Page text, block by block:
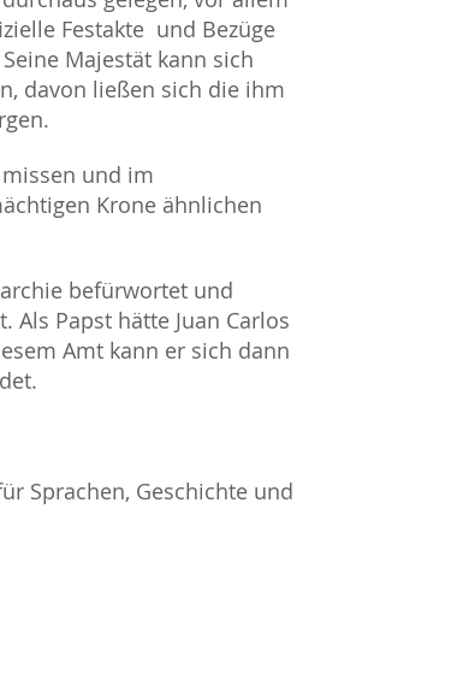
Festakte und Bezüge
Majestät kann sich
davon ließen sich die ihm
und im
Krone ähnlichen
befürwortet und
Als Papst hätte Juan Carlos
Amt kann er sich dann
Sprachen, Geschichte und